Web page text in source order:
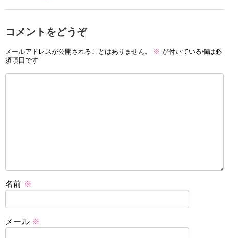
コメントをどうぞ
メールアドレスが公開されることはありません。 ※ が付いている欄は必
須項目です
名前 ※
メール ※